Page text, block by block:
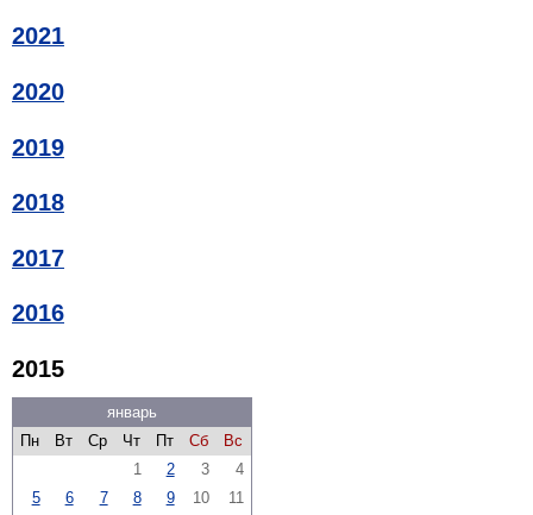
2021
2020
2019
2018
2017
2016
2015
январь
Пн
Вт Ср Чт Пт Сб
Вс
1
2 3
4
5
6 7 8 9 10
11